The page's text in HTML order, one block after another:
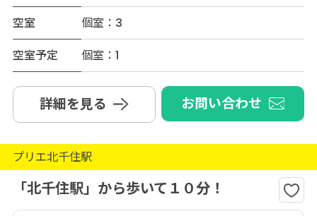
空室
個室：3
空室予定
個室：1
詳細を見る お問い合わせ
プリエ北千住駅
「北千住駅」から歩いて１０分！